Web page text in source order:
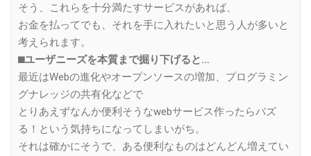
そう、これらを十分満たすサービスがあれば、
お金を払ってでも、それを手に入れたいと思う人が多いと
考えられます。
⬛︎ユーザニーズを本質まで掘り下げると…
最近はWebの進化やオープンソースの増加、プログラミン
グナレッジの共有化などで
とりあえずなんか便利そうなwebサービス作ったらバズ
る！という気持ちになってしまいがち。
それは確かにそうで、ある便利なものはどんどん増えてい